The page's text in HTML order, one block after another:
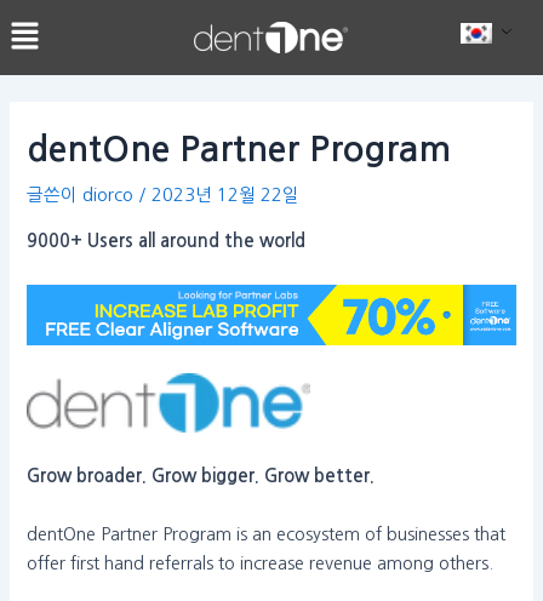
텐
츠
dentOne Partner Program
글쓴이 diorco / 2023년 12월 22일
9000+ Users all around the world
Grow broader. Grow bigger. Grow better.
dentOne Partner Program is an ecosystem of businesses that
offer first hand referrals to increase revenue among others.